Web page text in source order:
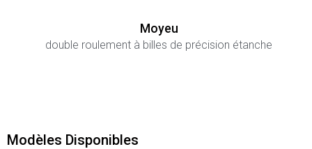
Moyeu
double roulement à billes de précision étanche
Modèles Disponibles